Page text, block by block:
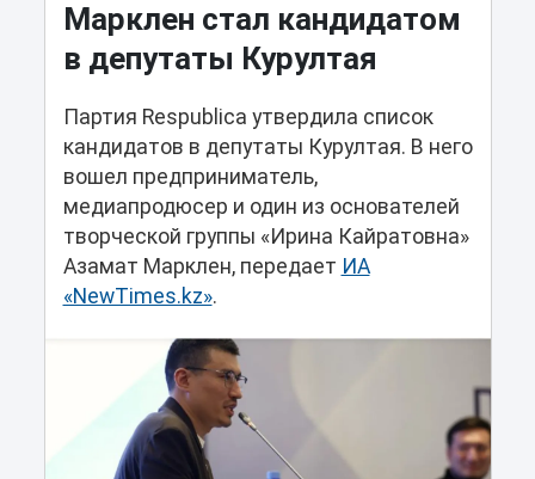
Марклен стал кандидатом
в депутаты Курултая
Партия Respublica утвердила список
кандидатов в депутаты Курултая. В него
вошел предприниматель,
медиапродюсер и один из основателей
творческой группы «Ирина Кайратовна»
Азамат Марклен, передает ИА
«NewTimes.kz».